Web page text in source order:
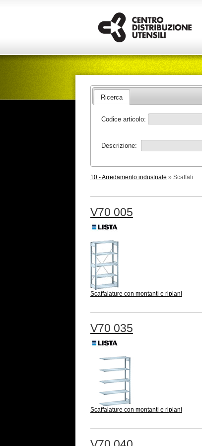
Ricerca
Codice articolo:
Descrizione:
10 - Arredamento industriale » Scaffali
V70 005
Scaffalature con montanti e ripiani
V70 035
Scaffalature con montanti e ripiani